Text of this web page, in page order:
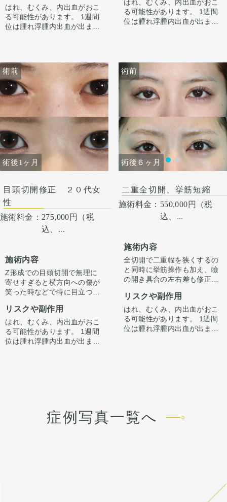
である縦縫合に戻すことで傷
跡を目立ちにくくすることが
できます。それ以外にも凹み
はれ、むくみ、内出血がおこ
る可能性があります。 1週間
位は腫れ浮腫内出血が出ます
長続く（1ヶ月くらい）方が
います。 微妙な左右差は出る
ことがあります。 合併症が起
こっても当院で責任を持って
治療します。 手術を受けた人
全員が写真の様な変化をする
わけではない事にも注意して
ください。 その人ごとに個性
がありますので、手術の結果
にも個人差はあります。
ています。
切開の際に傷跡も目立ちに
くくなるよう修正していま
はれ、むくみ、内出血がおこ
る可能性があります。 1週間
位は腫れ浮腫内出血が出ます
います。 微妙な左右差は出る
ことがあります。 合併症が起
こっても当院で責任を持って
治療します。 手術を受けた人
全員が写真の様な変化をする
わけではない事にも注意して
ください。 その人ごとに個性
がありますので、手術の結果
にも個人差はあります。
術前
術後1ヶ月
目頭切開修正 ２０代女
性
施術料金： 275,000円（税
込、...
施術内容
Z形成での目頭切開で無理に
寄せすぎると横方向への傷が
笑った時などで特に目立つこ
逆Zで傷の流れを自然な向き
である縦縫合に戻すことで傷
跡を目立ちにくくすることが
できます。
リスクや副作用
はれ、むくみ、内出血がおこ
る可能性があります。 1週間
位は腫れ浮腫内出血が出ます
こっても当院で責任を持って
治療します。 手術を受けた人
術前
術後６ヶ月
術前
術後６ヶ月
二重全切開、挙筋短縮
施術料金： 550,000円（税
込、...
施術内容
全切開で二重幅を狭くするの
と同時に挙筋操作も加え、瞼
の開き具合の左右差も修正し
リスクや副作用
はれ、むくみ、内出血がおこ
る可能性があります。 1週間
位は腫れ浮腫内出血が出ます
全員が写真の様な変化をする
わけではない事にも注意して
症例写真一覧へ